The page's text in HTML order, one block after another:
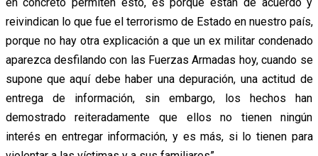
reivindican lo que fue el terrorismo de Estado en nuestro país,
porque no hay otra explicación a que un ex militar condenado
aparezca desfilando con las Fuerzas Armadas hoy, cuando se
supone que aquí debe haber una depuración, una actitud de
entrega de información, sin embargo, los hechos han
demostrado reiteradamente que ellos no tienen ningún
interés en entregar información, y es más, si lo tienen para